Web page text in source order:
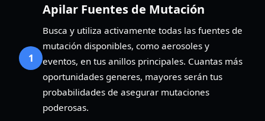
1
Apilar Fuentes de Mutación
Busca y utiliza activamente todas las fuentes de
mutación disponibles, como aerosoles y
eventos, en tus anillos principales. Cuantas más
oportunidades generes, mayores serán tus
probabilidades de asegurar mutaciones
poderosas.